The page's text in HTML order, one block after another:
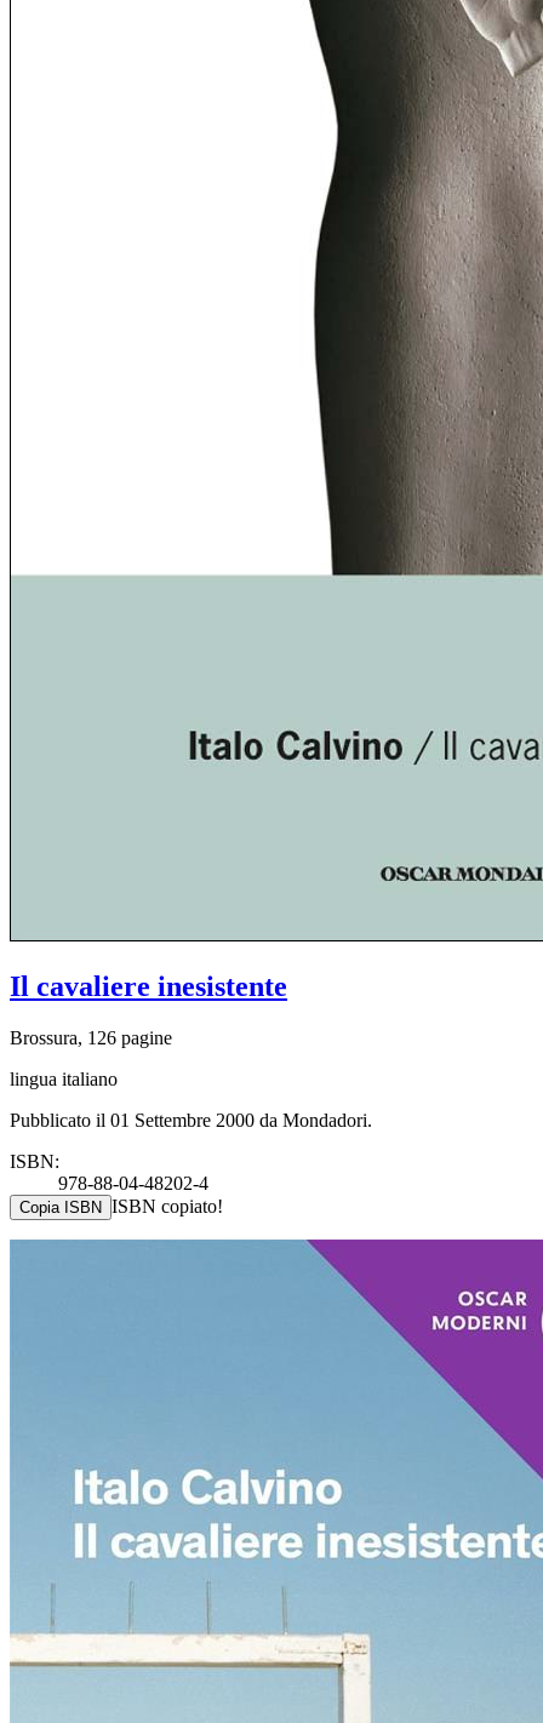
Il cavaliere inesistente
Brossura, 126 pagine
lingua italiano
Pubblicato il 01 Settembre 2000 da Mondadori.
ISBN:
978-88-04-48202-4
Copia ISBN ISBN copiato!